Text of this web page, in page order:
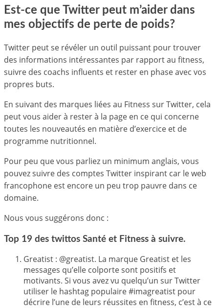
Est-ce que Twitter peut m’aider dans
mes objectifs de perte de poids?
Twitter peut se révéler un outil puissant pour trouver
des informations intéressantes par rapport au fitness,
suivre des coachs influents et rester en phase avec vos
propres buts.
En suivant des marques liées au Fitness sur Twitter, cela
peut vous aider à rester à la page en ce qui concerne
toutes les nouveautés en matière d’exercice et de
programme nutritionnel.
Pour peu que vous parliez un minimum anglais, vous
pouvez suivre des comptes Twitter inspirant car le web
francophone est encore un peu trop pauvre dans ce
domaine.
Nous vous suggérons donc :
Top 19 des twittos Santé et Fitness à suivre.
Greatist : @greatist. La marque Greatist et les
messages qu’elle colporte sont positifs et
motivants. Si vous avez vu quelqu’un sur Twitter
utiliser le hashtag populaire #imagreatist pour
décrire l’une de leurs réussites en fitness, c’est à ce